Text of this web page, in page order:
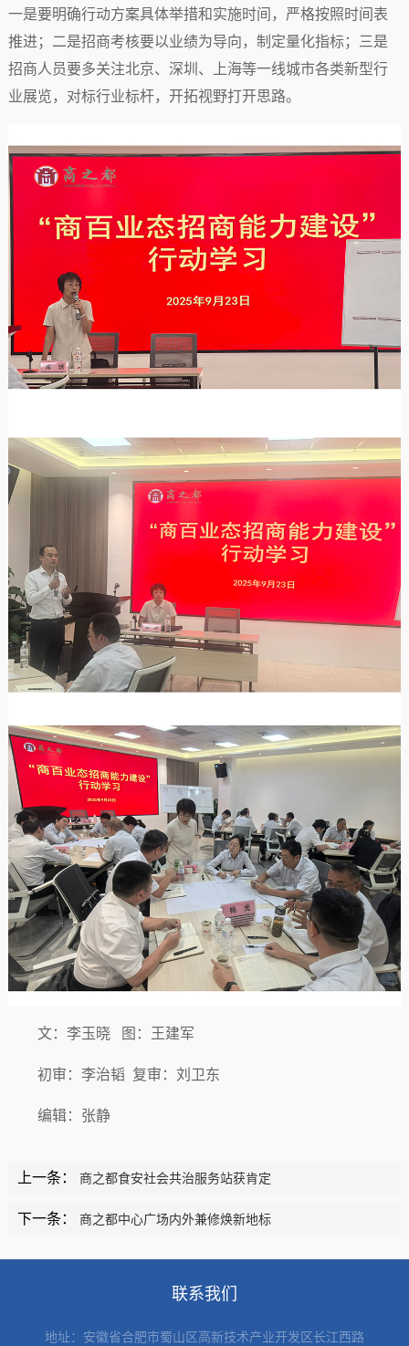
一是要明确行动方案具体举措和实施时间，严格按照时间表
推进；二是招商考核要以业绩为导向，制定量化指标；三是
招商人员要多关注北京、深圳、上海等一线城市各类新型行
业展览，对标行业标杆，开拓视野打开思路。
文：李玉晓 图：王建军
初审：李治韬 复审：刘卫东
编辑：张静
上一条： 商之都食安社会共治服务站获肯定
下一条： 商之都中心广场内外兼修焕新地标
联系我们
地址： 安徽省合肥市蜀山区高新技术产业开发区长江西路